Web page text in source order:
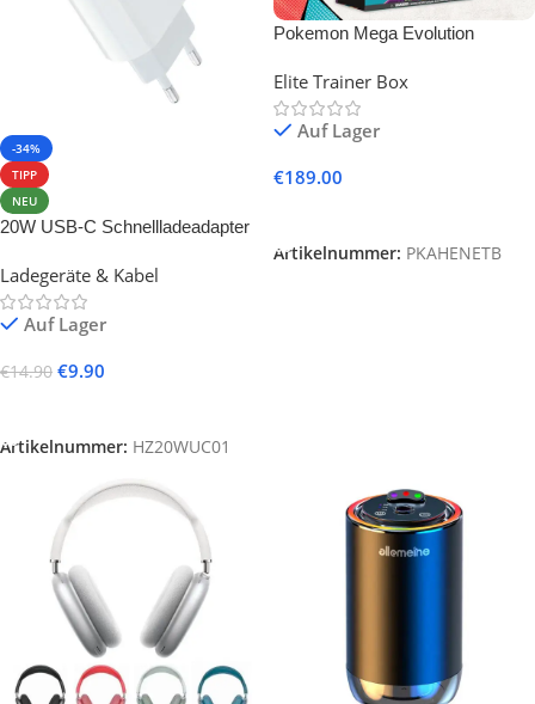
-34%
TIPP
NEU
20W USB-C Schnellladeadapter
Ladegeräte & Kabel
Auf Lager
€14.90 €9.90
Artikelnummer: HZ20WUC01
Pokemon Mega Evolution
Elite Trainer Box
Auf Lager
€189.00
Artikelnummer: PKAHENETB